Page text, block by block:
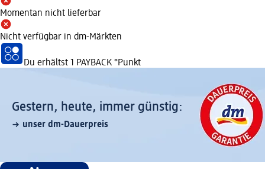
Momentan nicht lieferbar
Nicht verfügbar in dm-Märkten
Du erhältst 1 PAYBACK °Punkt
Gestern, heute, immer günstig:
unser dm-Dauerpreis